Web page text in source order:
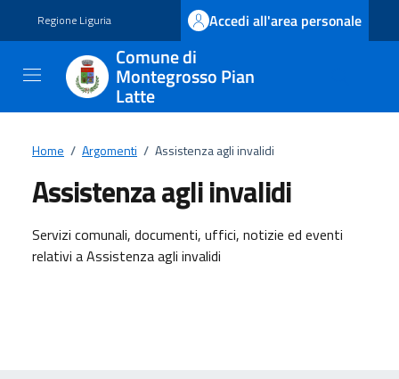
Regione Liguria Accedi all'area personale
Comune di
Montegrosso Pian
Latte
Home / Argomenti / Assistenza agli invalidi
Assistenza agli invalidi
Dettagli dell'argomento
Servizi comunali, documenti, uffici, notizie ed eventi
relativi a Assistenza agli invalidi